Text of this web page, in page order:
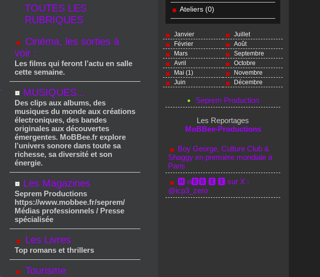
TOUTES LES
RUBRIQUES
Cinéma, les sorties à
voir :
Les films qui feront l’actu en salle
cette semaine.
MUSIQUES...
Des clips aux albums, des
musiques du monde aux créations
électroniques, des bandes
originales aux découvertes
émergentes. MoBBee.fr explore
l’univers sonore dans toute sa
richesse, sa diversité et son
énergie.
Les Magazines
Seprem Productions
https://www.mobbee.fr/seprem/
Médias professionnels / Presse
spécialisée
Les Livres
Top romans et thrillers
Tourisme
Ateliers (0)
Janvier
Février
Mars
Avril
Mai (1)
Juin
Juillet
Août
Septembre
Octobre
Novembre
Décembre
Seprem Production
Les Reportages
MoBBee-Productions
Boy George, Culture Club &
Shaggy en première mondiale à
Paris
🅼 o🅱🅱 🅴 🅴 sur X :
@icp3_zero